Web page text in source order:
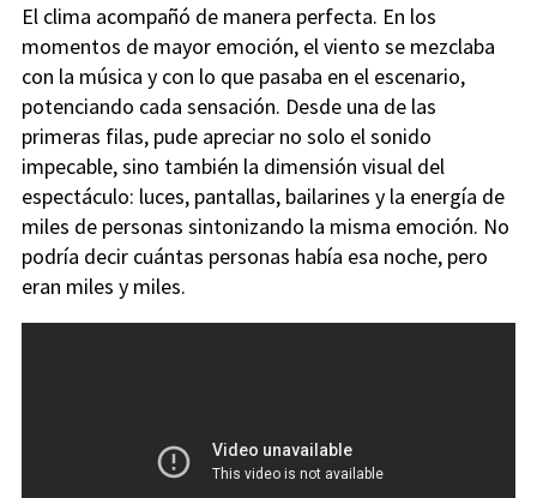
El clima acompañó de manera perfecta. En los
momentos de mayor emoción, el viento se mezclaba
con la música y con lo que pasaba en el escenario,
potenciando cada sensación. Desde una de las
primeras filas, pude apreciar no solo el sonido
impecable, sino también la dimensión visual del
espectáculo: luces, pantallas, bailarines y la energía de
miles de personas sintonizando la misma emoción. No
podría decir cuántas personas había esa noche, pero
eran miles y miles.